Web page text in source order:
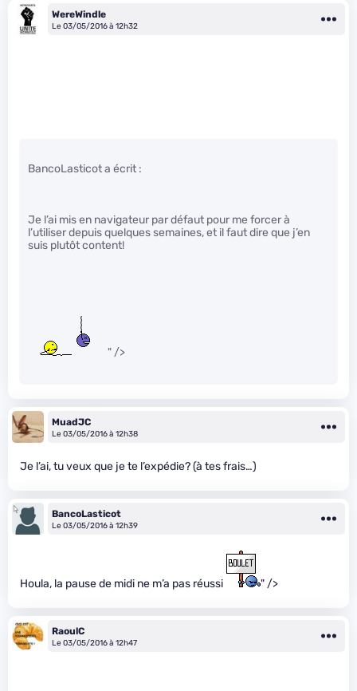
WereWindle
Le 03/05/2016 à 12h32
BancoLasticot a écrit :
Je l’ai mis en navigateur par défaut pour me forcer à
l’utiliser depuis quelques semaines, et il faut dire que j’en
suis plutôt content!
" />
MuadJC
Le 03/05/2016 à 12h38
Je l’ai, tu veux que je te l’expédie? (à tes frais…)
BancoLasticot
Le 03/05/2016 à 12h39
Houla, la pause de midi ne m’a pas réussi " />
RaoulC
Le 03/05/2016 à 12h47